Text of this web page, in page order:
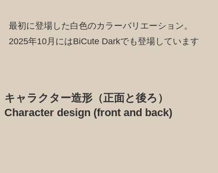
最初に登場した白色のカラーバリエーション。
2025年10月にはBiCute Darkでも登場しています
キャラクター造形（正面と後ろ）
Character design (front and back)